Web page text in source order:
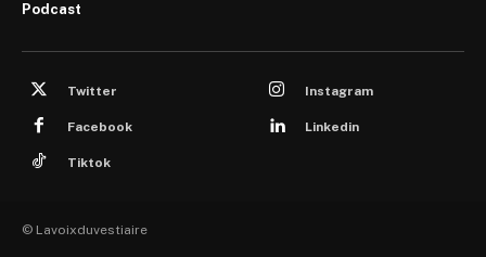
Podcast
Twitter Instagram
Facebook Linkedin
Tiktok
© Lavoixduvestiaire